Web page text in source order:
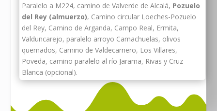
Paralelo a M224, camino de Valverde de Alcalá, Pozuelo
del Rey (almuerzo), Camino circular Loeches-Pozuelo
del Rey, Camino de Arganda, Campo Real, Ermita,
Valduncarejo, paralelo arroyo Camachuelas, olivos
quemados, Camino de Valdecarnero, Los Villares,
Poveda, camino paralelo al río Jarama, Rivas y Cruz
Blanca (opcional).